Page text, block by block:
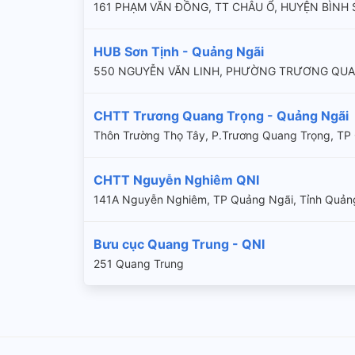
161 PHẠM VĂN ĐỒNG, TT CHÂU Ổ, HUYỆN
HUB Sơn Tịnh - Quảng Ngãi
550 NGUYỄN VĂN LINH, PHƯỜNG TRƯƠNG
CHTT Trương Quang Trọng - Quảng Ngãi
Thôn Trường Thọ Tây, P.Trương Quang Trọng,
CHTT Nguyễn Nghiêm QNI
141A Nguyễn Nghiêm, TP Quảng Ngãi, Tỉnh
Bưu cục Quang Trung - QNI
251 Quang Trung